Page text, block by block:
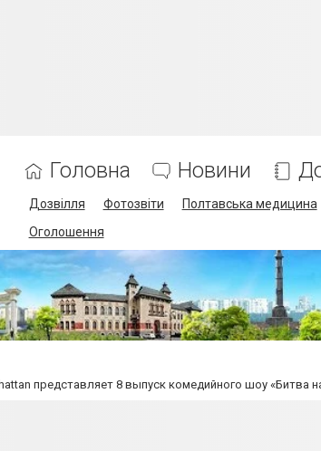
Головна Новини
Дозвілля Фотозвіти Полтавська медицина
Оголошення
представляет 8 выпуск комедийного шоу «Битва